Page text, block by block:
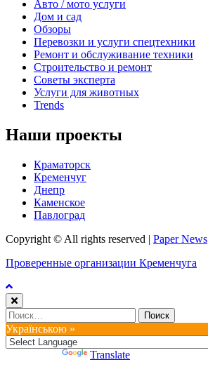
Авто / мото услуги
Дом и сад
Обзоры
Перевозки и услуги спецтехники
Ремонт и обслуживание техники
Строительство и ремонт
Советы эксперта
Услуги для животных
Trends
Наши проекты
Краматорск
Кременчуг
Днепр
Каменское
Павлоград
Copyright © All rights reserved | Paper News
Проверенные организации Кременчуга
Найти:
Українською »
Translate